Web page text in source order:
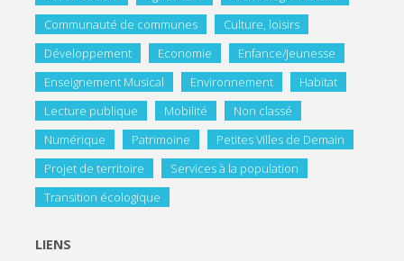
Communauté de communes
Culture, loisirs
Développement
Economie
Enfance/Jeunesse
Enseignement Musical
Environnement
Habitat
Lecture publique
Mobilité
Non classé
Numérique
Patrimoine
Petites Villes de Demain
Projet de territoire
Services à la population
Transition écologique
LIENS